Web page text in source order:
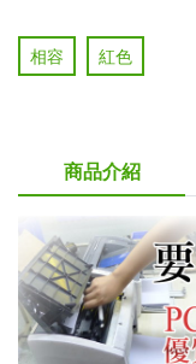
相容 紅色
商品介紹